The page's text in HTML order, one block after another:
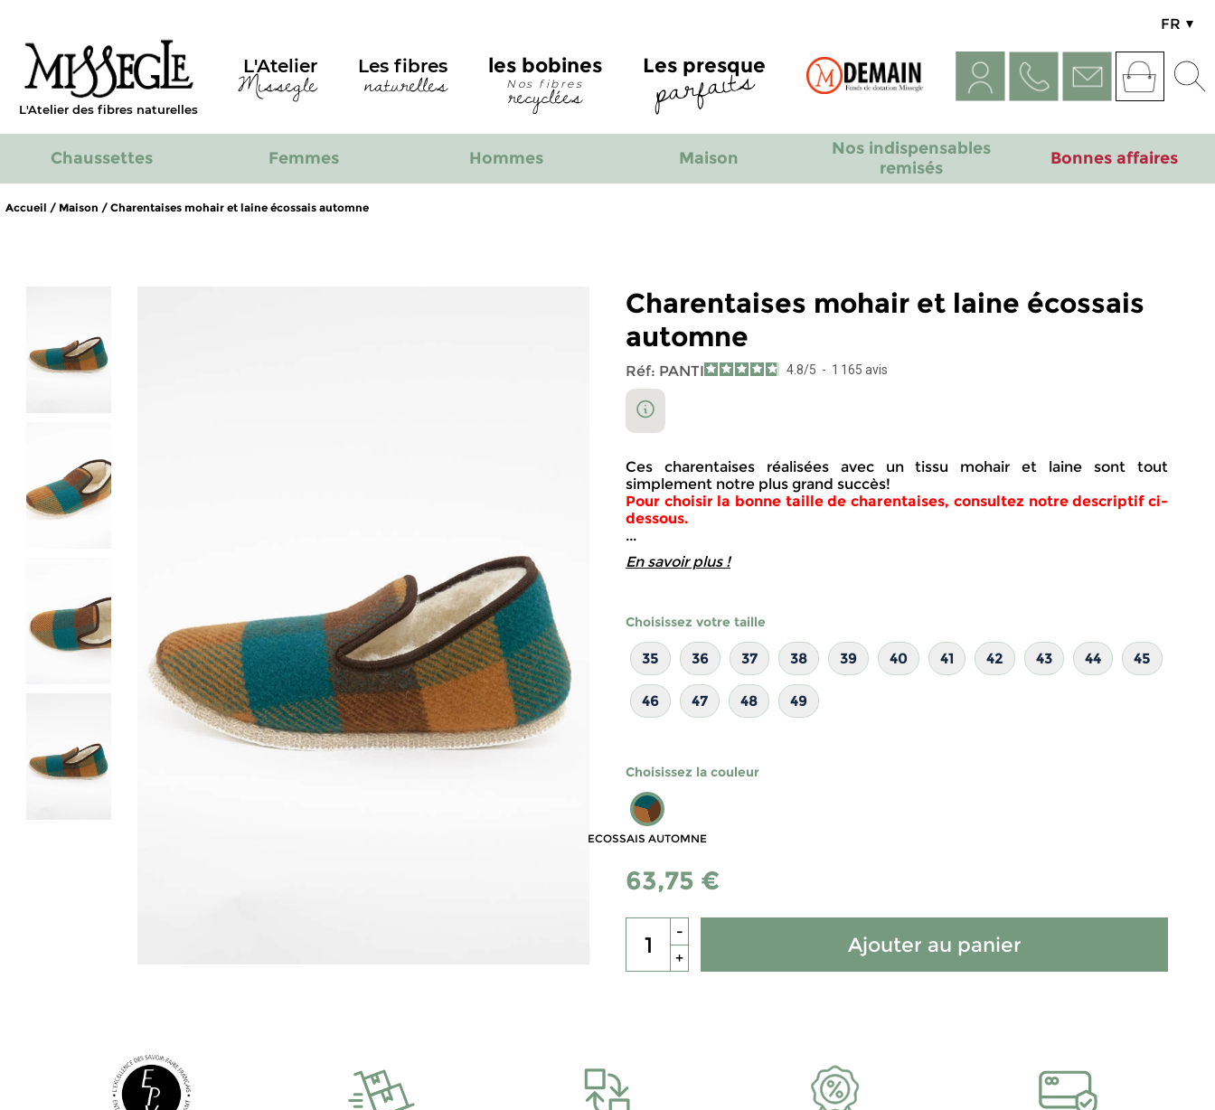
L'Atelier des fibres naturelles
L'Atelier
Missegle Les fibres
naturelles les bobines
Nos fibres
recyclées
Les presque
parfaits
FR
Chaussettes Femmes Hommes Maison
Nos indispensables
remisés
Bonnes affaires
Accueil / Maison / Charentaises mohair et laine écossais automne
Charentaises mohair et laine écossais
automne
Réf: PANTI 4.8/5 - 1 165 avis
Ces charentaises réalisées avec un tissu mohair et laine sont tout
simplement notre plus grand succès!
Pour choisir la bonne taille de charentaises, consultez notre descriptif ci-
dessous.
...
En savoir plus !
Choisissez votre taille
35 36 37 38 39 40 41 42 43 44 45
46 47 48 49
Choisissez la couleur
ECOSSAIS AUTOMNE
63,75 €
-
+
Ajouter au panier